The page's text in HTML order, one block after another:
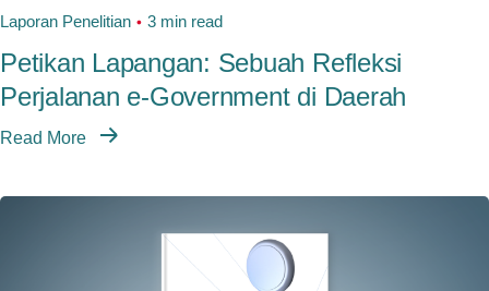
Laporan Penelitian 3 min read
Petikan Lapangan: Sebuah Refleksi
Perjalanan e-Government di Daerah
Read More